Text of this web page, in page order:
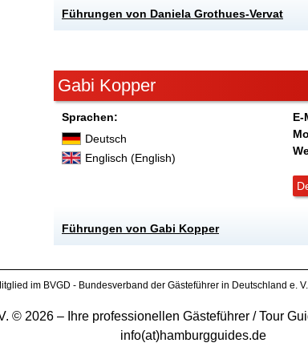
Führungen von Daniela Grothues-Vervat
Gabi Kopper
Sprachen:
Deutsch
Englisch (English)
E-
Führungen von Gabi Kopper
im BVGD - Bundesverband der Gästeführer in Deutschland e.
© 2026 – Ihre professionellen Gästeführer / Tour
info(at)hamburgguides.de